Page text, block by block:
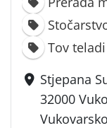
Tov
Stjepana
32000